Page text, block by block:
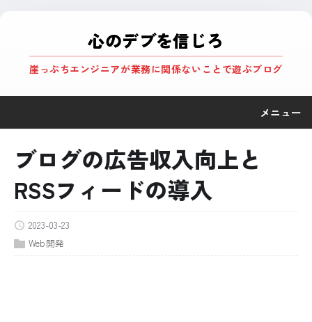
心のデブを信じろ
崖っぷちエンジニアが業務に関係ないことで遊ぶブログ
メニュー
ブログの広告収入向上と
RSSフィードの導入
2023-03-23
Web開発